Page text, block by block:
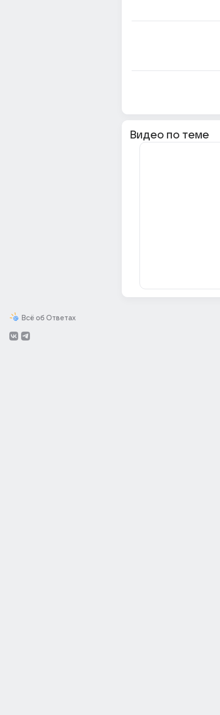
Всё об Ответах
Видео по теме